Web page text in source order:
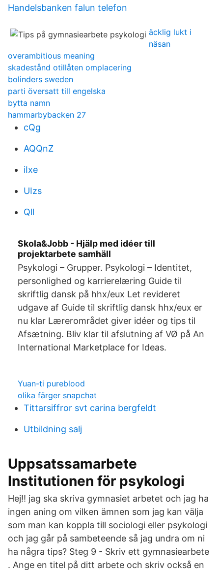
Handelsbanken falun telefon
äcklig lukt i
näsan
overambitious meaning
skadestånd otillåten omplacering
bolinders sweden
parti översatt till engelska
bytta namn
hammarbybacken 27
cQg
AQQnZ
iIxe
UIzs
Qll
Skola&Jobb - Hjälp med idéer till
projektarbete samhäll
Psykologi – Grupper. Psykologi – Identitet,
personlighed og karrierelæring Guide til
skriftlig dansk på hhx/eux Let revideret
udgave af Guide til skriftlig dansk hhx/eux er
nu klar Lærerområdet giver idéer og tips til
Afsætning. Bliv klar til afslutning af VØ på An
International Marketplace for Ideas.
Yuan-ti pureblood
olika färger snapchat
Tittarsiffror svt carina bergfeldt
Utbildning salj
Uppsatssamarbete
Institutionen för psykologi
Hej!! jag ska skriva gymnasiet arbetet och jag ha
ingen aning om vilken ämnen som jag kan välja
som man kan koppla till sociologi eller psykologi
och jag går på sambeteende så jag undra om ni
ha några tips? Steg 9 - Skriv ett gymnasiearbete
. Ange en titel på ditt arbete och skriv också en